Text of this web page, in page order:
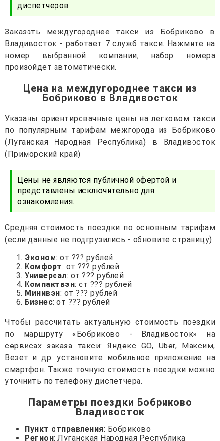
диспетчеров
Заказать междугороднее такси из Бобриково в
Владивосток - работает 7 служб такси. Нажмите на
номер выбранной компании, набор номера
произойдет автоматически.
Цена на междугороднее такси из
Бобриково в Владивосток
Указаны ориентировачные цены на легковом такси
по популярным тарифам межгорода из Бобриково
(Луганская Народная Республика) в Владивосток
(Приморский край)
Цены не являются публичной офертой и
представлены исключительно для
ознакомления.
Средняя стоимость поездки по основным тарифам
(если данные не подгрузились - обновите страницу):
Эконом: от ??? рублей
Комфорт: от ??? рублей
Универсал: от ??? рублей
Компактвэн: от ??? рублей
Минивэн: от ??? рублей
Бизнес: от ??? рублей
Чтобы рассчитать актуальную стоимость поездки
по маршруту «Бобриково - Владивосток» на
сервисах заказа такси: Яндекс GO, Uber, Максим,
Везет и др. установите мобильное приложение на
смартфон. Также точную стоимость поездки можно
уточнить по телефону диспетчера.
Параметры поездки Бобриково
Владивосток
Пункт отправления: Бобриково
Регион: Луганская Народная Республика